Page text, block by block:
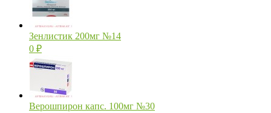
Зенлистик 200мг №14
0 ₽
Верошпирон капс. 100мг №30